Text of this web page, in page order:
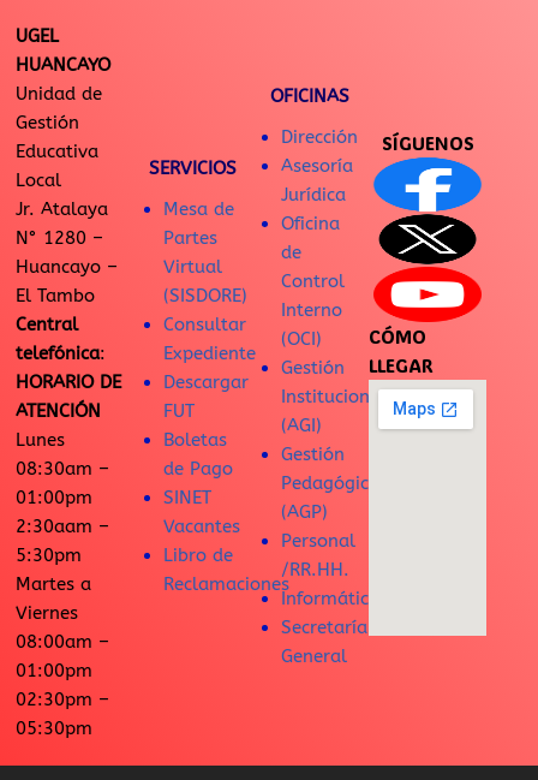
UGEL
HUANCAYO
Unidad de
Gestión
Educativa
Local
Jr. Atalaya
N° 1280 –
Huancayo –
El Tambo
Central
telefónica:
HORARIO DE
ATENCIÓN
Lunes
08:30am –
01:00pm
2:30aam –
5:30pm
Martes a
Viernes
08:00am –
01:00pm
02:30pm –
05:30pm
SERVICIOS
Mesa de
Partes
Virtual
(SISDORE)
Consultar
Expediente
Descargar
FUT
Boletas
de Pago
SINET
Vacantes
Libro de
Reclamaciones
OFICINAS
Dirección
Asesoría
Jurídica
Oficina
de
Control
Interno
(OCI)
Gestión
Institucional
(AGI)
Gestión
Pedagógica
(AGP)
Personal
/RR.HH.
Informática
Secretaría
General
SÍGUENOS
CÓMO
LLEGAR